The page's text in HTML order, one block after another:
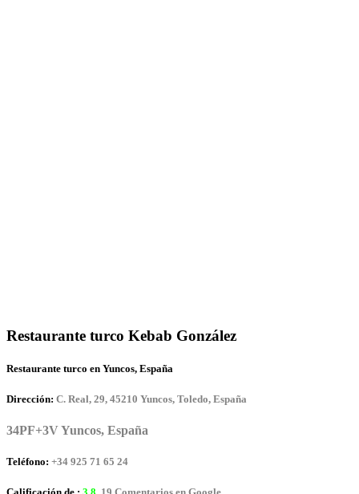
Restaurante turco Kebab González
Restaurante turco en Yuncos, España
Dirección: C. Real, 29, 45210 Yuncos, Toledo, España
34PF+3V Yuncos, España
Teléfono: +34 925 71 65 24